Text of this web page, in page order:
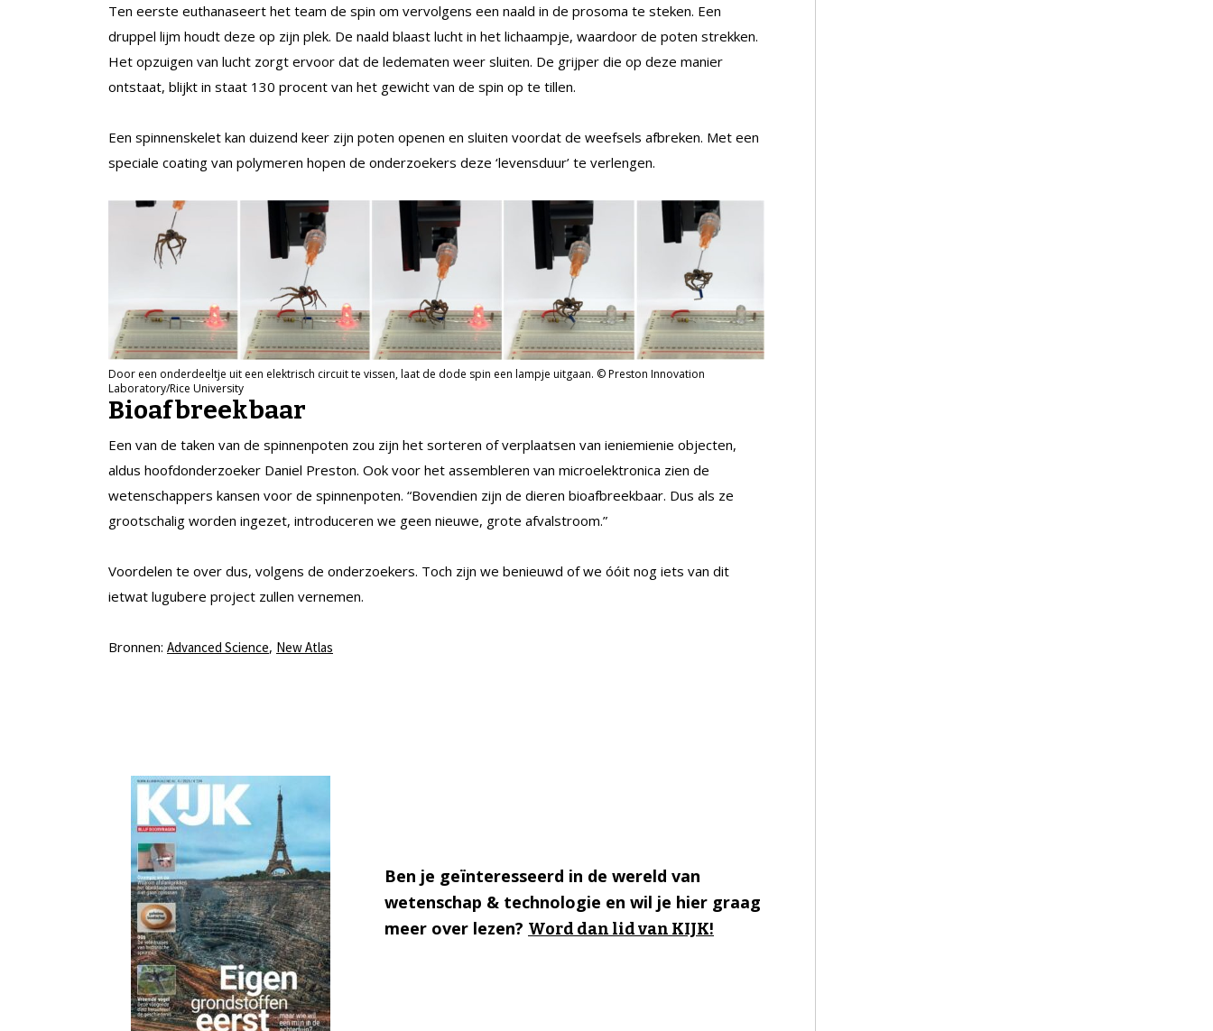
Ten eerste euthanaseert het team de spin om vervolgens een naald in de prosoma te steken. Een
druppel lijm houdt deze op zijn plek. De naald blaast lucht in het lichaampje, waardoor de poten strekken.
Het opzuigen van lucht zorgt ervoor dat de ledematen weer sluiten. De grijper die op deze manier
ontstaat, blijkt in staat 130 procent van het gewicht van de spin op te tillen.
Een spinnenskelet kan duizend keer zijn poten openen en sluiten voordat de weefsels afbreken. Met een
speciale coating van polymeren hopen de onderzoekers deze ‘levensduur’ te verlengen.
Door een onderdeeltje uit een elektrisch circuit te vissen, laat de dode spin een lampje uitgaan. © Preston Innovation
Laboratory/Rice University
Bioafbreekbaar
Een van de taken van de spinnenpoten zou zijn het sorteren of verplaatsen van ieniemienie objecten,
aldus hoofdonderzoeker Daniel Preston. Ook voor het assembleren van microelektronica zien de
wetenschappers kansen voor de spinnenpoten. “Bovendien zijn de dieren bioafbreekbaar. Dus als ze
grootschalig worden ingezet, introduceren we geen nieuwe, grote afvalstroom.”
Voordelen te over dus, volgens de onderzoekers. Toch zijn we benieuwd of we óóit nog iets van dit
ietwat lugubere project zullen vernemen.
Bronnen: Advanced Science, New Atlas
Ben je geïnteresseerd in de wereld van
wetenschap & technologie en wil je hier graag
meer over lezen? Word dan lid van KIJK!